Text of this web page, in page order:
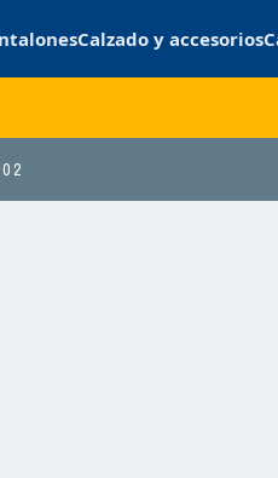
Calzado y accesorios